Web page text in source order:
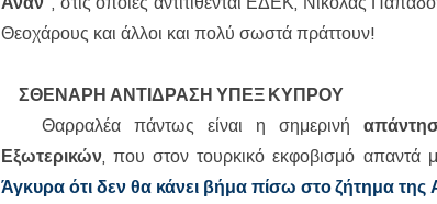
Θεοχάρους και άλλοι και πολύ σωστά πράττουν!
ΣΘΕΝΑΡΗ ΑΝΤΙΔΡΑΣΗ ΥΠΕΞ ΚΥΠΡΟΥ
Θαρραλέα πάντως είναι η σημερινή
Εξωτερικών, που στον τουρκικό εκφοβισμό απαντά
Άγκυρα ότι δεν θα κάνει βήμα πίσω στο ζήτημα